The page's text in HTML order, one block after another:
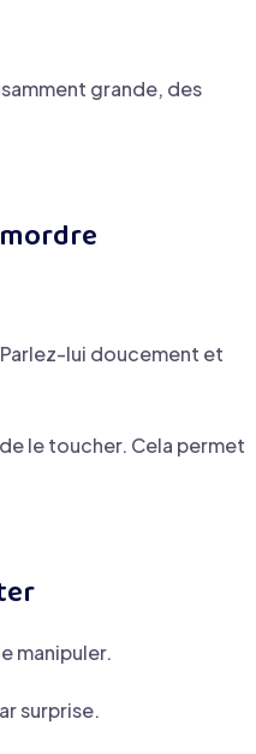
grande, des
lui doucement et
le toucher. Cela permet
manipuler.
surprise.